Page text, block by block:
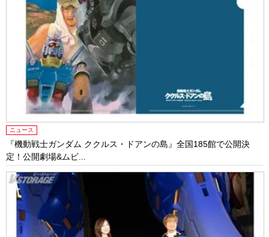
ニュース
『機動戦士ガンダム ククルス・ドアンの島』全国185館で公開決
定！公開劇場&ムビ...